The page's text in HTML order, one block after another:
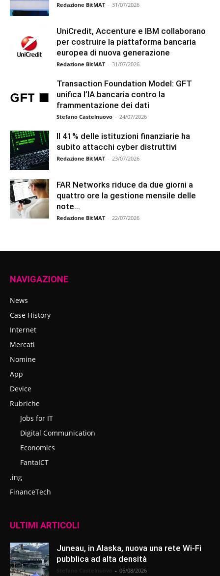
Redazione BitMAT - 31/07/2026
UniCredit, Accenture e IBM collaborano
per costruire la piattaforma bancaria
europea di nuova generazione
Redazione BitMAT - 31/07/2026
Transaction Foundation Model: GFT
unifica l’IA bancaria contro la
frammentazione dei dati
Stefano Castelnuovo - 24/07/2026
Il 41% delle istituzioni finanziarie ha
subito attacchi cyber distruttivi
Redazione BitMAT - 23/07/2026
FAR Networks riduce da due giorni a
quattro ore la gestione mensile delle
note...
Redazione BitMAT - 22/07/2026
NAVIGAZIONE
News
Case History
Internet
Mercati
Nomine
App
Device
Rubriche
Jobs for IT
Digital Communication
Economics
FantaICT
.ing
FinanceTech
ULTIMI ARTICOLI
Juneau, in Alaska, nuova una rete Wi-Fi
pubblica ad alta densità
- 06/08/2026